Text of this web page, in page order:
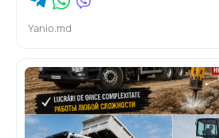
Yanio.md